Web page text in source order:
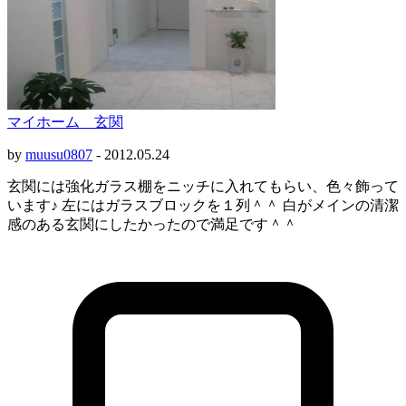
マイホーム 玄関
by muusu0807 - 2012.05.24
玄関には強化ガラス棚をニッチに入れてもらい、色々飾って
います♪ 左にはガラスブロックを１列＾＾ 白がメインの清潔
感のある玄関にしたかったので満足です＾＾